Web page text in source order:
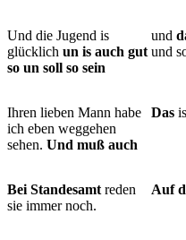
Und die Jugend is
glücklich un is auch gut
so un soll so sein
und
und
Ihren lieben Mann habe
ich eben weggehen
sehen. Und muß auch
Das
Bei Standesamtreden
sie immer noch.
Auf